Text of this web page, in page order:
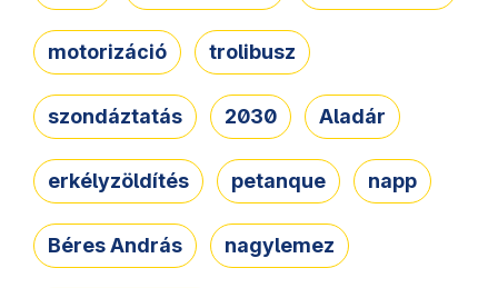
motorizáció trolibusz
szondáztatás 2030 Aladár
erkélyzöldítés petanque napp
Béres András nagylemez